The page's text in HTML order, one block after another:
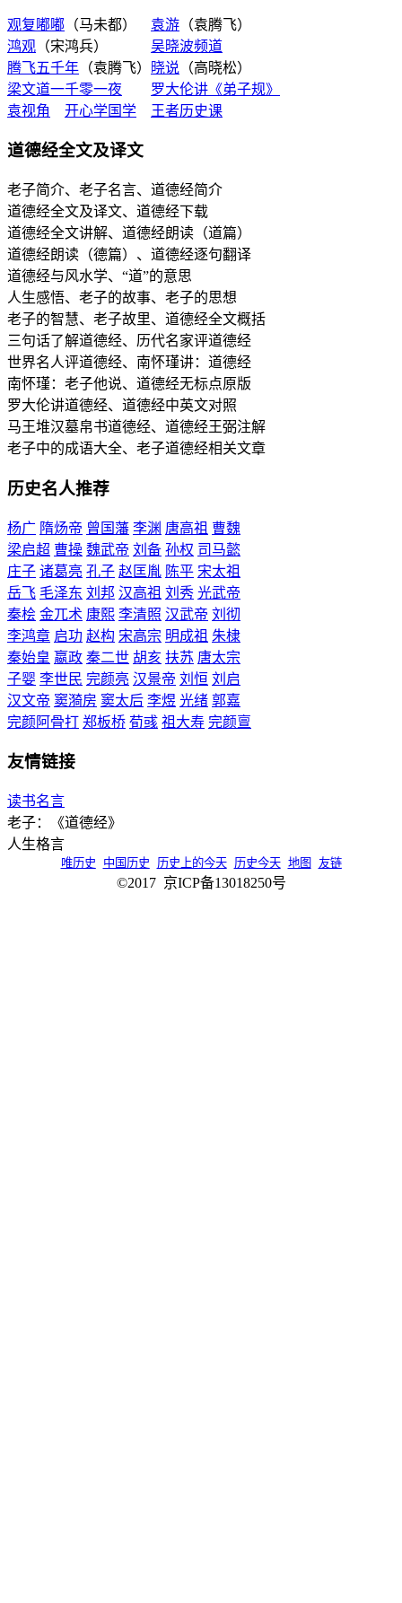
观复嘟嘟 （马未都） 袁游 （袁腾飞）
鸿观 （宋鸿兵） 吴晓波频道
腾飞五千年 （袁腾飞） 晓说 （高晓松）
梁文道一千零一夜
罗大伦讲《弟子规》
袁视角
开心学国学 王者历史课
道德经全文及译文
老子简介、老子名言、道德经简介
道德经全文及译文、道德经下载
道德经全文讲解、道德经朗读（道篇）
道德经朗读（德篇）、道德经逐句翻译
道德经与风水学、“道”的意思
人生感悟、老子的故事、老子的思想
老子的智慧、老子故里、道德经全文概括
三句话了解道德经、历代名家评道德经
世界名人评道德经、南怀瑾讲：道德经
南怀瑾：老子他说、道德经无标点原版
罗大伦讲道德经、道德经中英文对照
马王堆汉墓帛书道德经、道德经王弼注解
老子中的成语大全、老子道德经相关文章
历史名人推荐
杨广 隋炀帝 曾国藩 李渊 唐高祖 曹魏
梁启超 曹操 魏武帝 刘备 孙权 司马懿
庄子 诸葛亮 孔子 赵匡胤 陈平 宋太祖
岳飞 毛泽东 刘邦 汉高祖 刘秀 光武帝
秦桧 金兀术 康熙 李清照 汉武帝 刘彻
李鸿章 启功 赵构 宋高宗 明成祖 朱棣
秦始皇 嬴政 秦二世 胡亥 扶苏 唐太宗
子婴 李世民 完颜亮 汉景帝 刘恒 刘启
汉文帝 窦漪房 窦太后 李煜 光绪 郭嘉
完颜阿骨打 郑板桥 荀彧 祖大寿 完颜亶
友情链接
读书名言
老子：《道德经》
人生格言
唯历史 中国历史 历史上的今天 历史今天 地图 友链
©2017 京ICP备13018250号